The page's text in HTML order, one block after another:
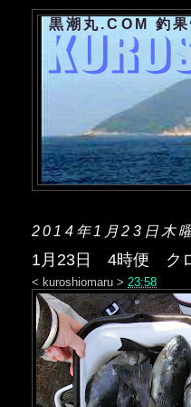
黒潮丸.COM 釣
2014年1月23日木
1月23日 4時便 ク
< kuroshiomaru > 23:58